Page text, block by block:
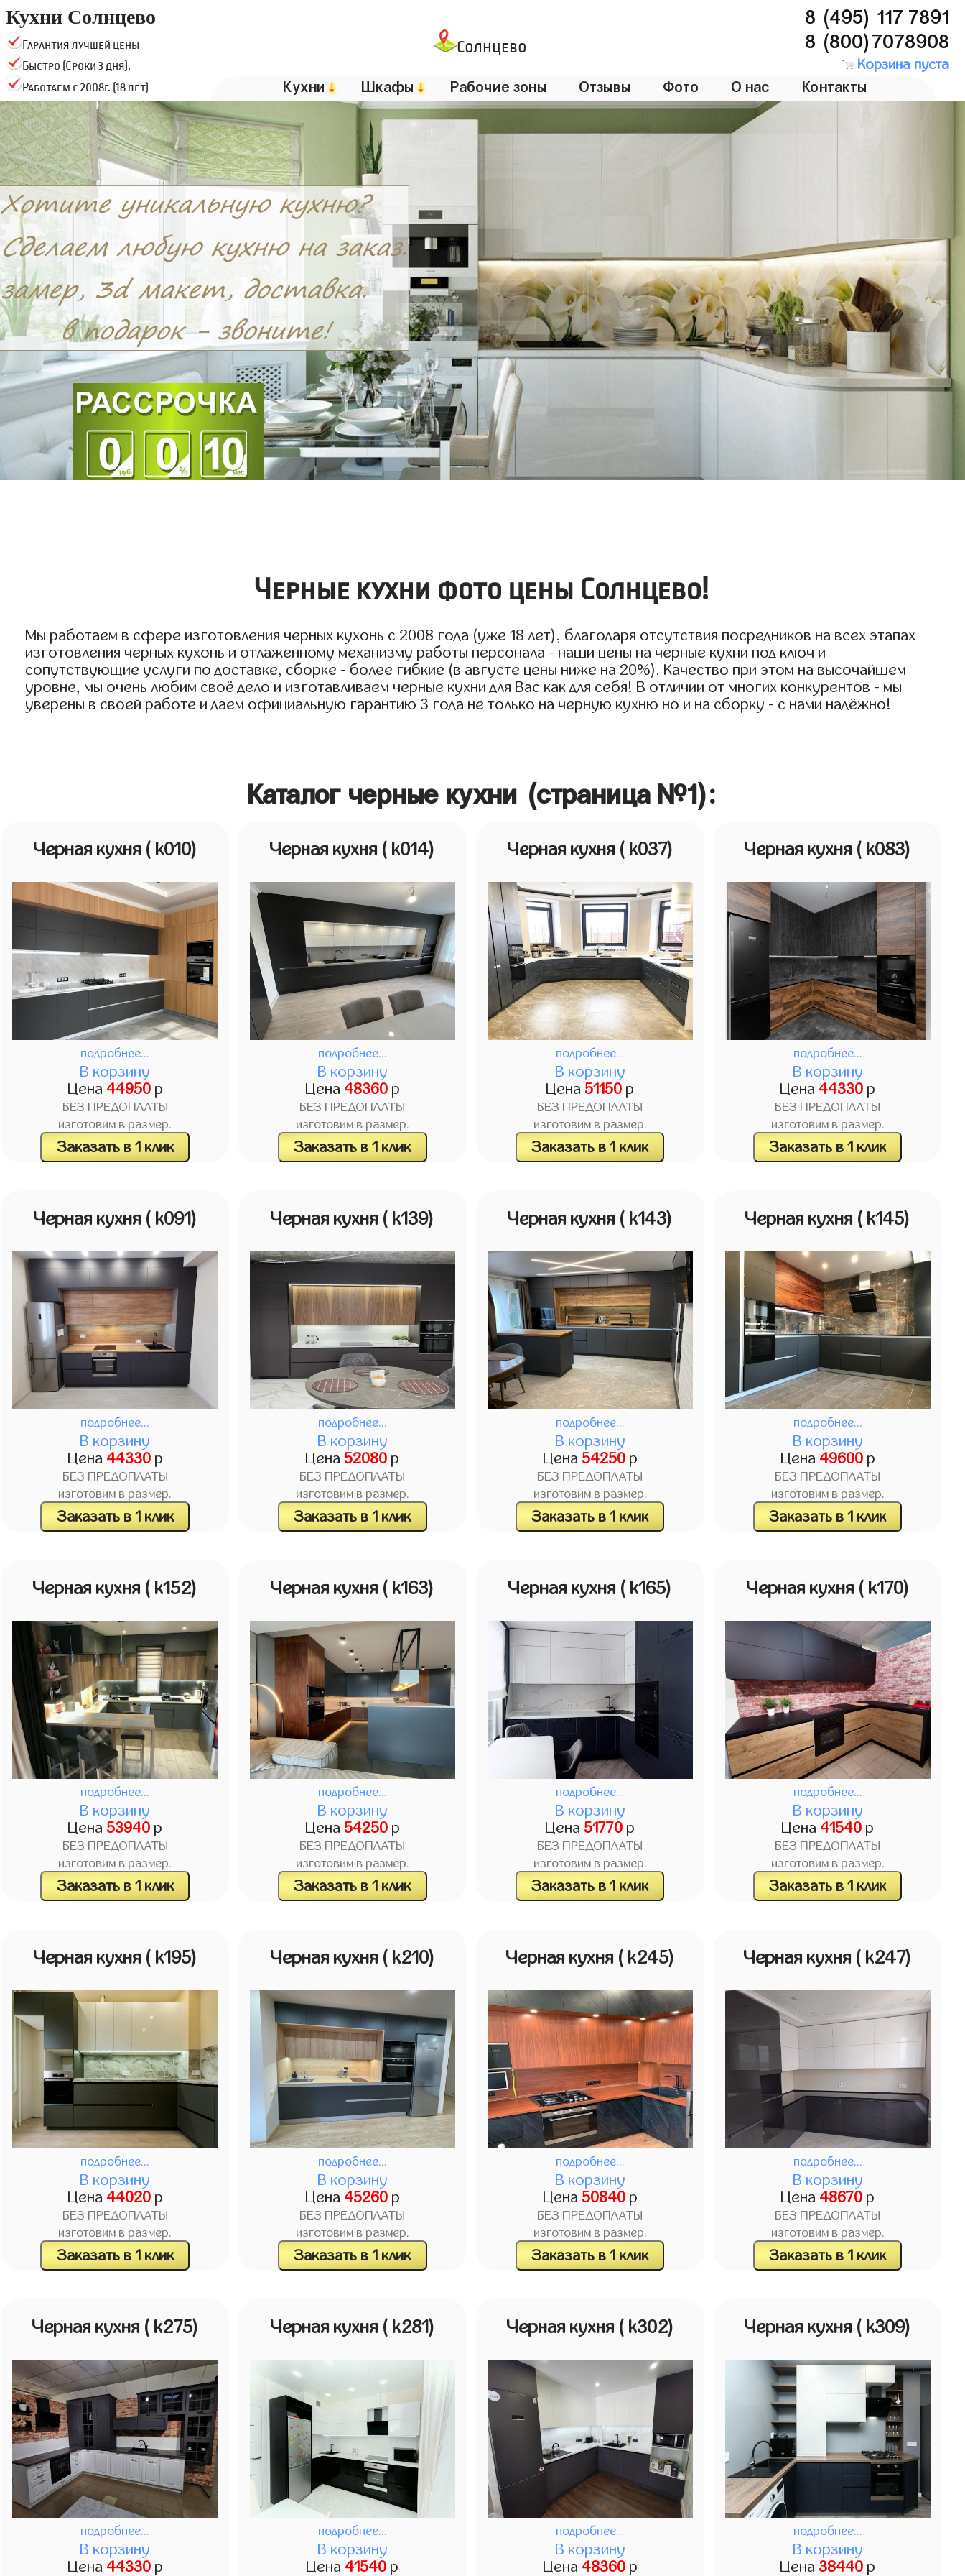
Кухни Солнцево
Гарантия лучшей цены
Быстро (Сроки 3 дня).
Работаем с 2008г. (18 лет)
Солнцево
8 (495) 117 7891
8 (800)7078908
Корзина пуста
Кухни↓ Шкафы↓ Рабочие зоны Отзывы Фото О нас Контакты
Черные кухни фото цены Солнцево!
Мы работаем в сфере изготовления черных кухонь с 2008 года (уже 18 лет), благодаря отсутствия посредников на всех этапах
изготовления черных кухонь и отлаженному механизму работы персонала - наши цены на черные кухни под ключ и
сопутствующие услуги по доставке, сборке - более гибкие (в августе цены ниже на 20%). Качество при этом на высочайшем
уровне, мы очень любим своё дело и изготавливаем черные кухни для Вас как для себя! В отличии от многих конкурентов - мы
уверены в своей работе и даем официальную гарантию 3 года не только на черную кухню но и на сборку - с нами надёжно!
Каталог черные кухни (страница №1):
Черная кухня ( k010)
подробнее...
В корзину
Цена 44950р
БЕЗ ПРЕДОПЛАТЫ
изготовим в размер.
Заказать в 1 клик
Черная кухня ( k014)
подробнее...
В корзину
Цена 48360р
БЕЗ ПРЕДОПЛАТЫ
изготовим в размер.
Заказать в 1 клик
Черная кухня ( k037)
подробнее...
В корзину
Цена 51150 р
БЕЗ ПРЕДОПЛАТЫ
изготовим в размер.
Заказать в 1 клик
Черная кухня ( k083)
подробнее...
В корзину
Цена 44330 р
БЕЗ ПРЕДОПЛАТЫ
изготовим в размер.
Заказать в 1 клик
Черная кухня ( k091)
подробнее...
В корзину
Цена 44330р
БЕЗ ПРЕДОПЛАТЫ
изготовим в размер.
Заказать в 1 клик
Черная кухня ( k139)
подробнее...
В корзину
Цена 52080 р
БЕЗ ПРЕДОПЛАТЫ
изготовим в размер.
Заказать в 1 клик
Черная кухня ( k143)
подробнее...
В корзину
Цена 54250р
БЕЗ ПРЕДОПЛАТЫ
изготовим в размер.
Заказать в 1 клик
Черная кухня ( k145)
подробнее...
В корзину
Цена 49600р
БЕЗ ПРЕДОПЛАТЫ
изготовим в размер.
Заказать в 1 клик
Черная кухня ( k152)
подробнее...
В корзину
Цена 53940 р
БЕЗ ПРЕДОПЛАТЫ
изготовим в размер.
Заказать в 1 клик
Черная кухня ( k163)
подробнее...
В корзину
Цена 54250р
БЕЗ ПРЕДОПЛАТЫ
изготовим в размер.
Заказать в 1 клик
Черная кухня ( k165)
подробнее...
В корзину
Цена 51770 р
БЕЗ ПРЕДОПЛАТЫ
изготовим в размер.
Заказать в 1 клик
Черная кухня ( k170)
подробнее...
В корзину
Цена 41540 р
БЕЗ ПРЕДОПЛАТЫ
изготовим в размер.
Заказать в 1 клик
Черная кухня ( k195)
подробнее...
В корзину
Цена 44020р
БЕЗ ПРЕДОПЛАТЫ
изготовим в размер.
Заказать в 1 клик
Черная кухня ( k210)
подробнее...
В корзину
Цена 45260р
БЕЗ ПРЕДОПЛАТЫ
изготовим в размер.
Заказать в 1 клик
Черная кухня ( k245)
подробнее...
В корзину
Цена 50840р
БЕЗ ПРЕДОПЛАТЫ
изготовим в размер.
Заказать в 1 клик
Черная кухня ( k247)
подробнее...
В корзину
Цена 48670 р
БЕЗ ПРЕДОПЛАТЫ
изготовим в размер.
Заказать в 1 клик
Черная кухня ( k275)
подробнее...
В корзину
Цена 44330р
Черная кухня ( k281)
подробнее...
В корзину
Цена 41540 р
Черная кухня ( k302)
подробнее...
В корзину
Цена 48360р
Черная кухня ( k309)
подробнее...
В корзину
Цена 38440 р